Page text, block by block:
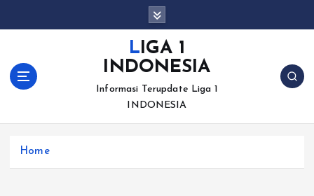
LIGA 1
INDONESIA
Informasi Terupdate Liga 1
INDONESIA
Home